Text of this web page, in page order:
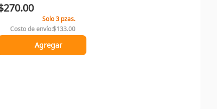
Costo de envío:$133.00
Solo 3 pzas.
Agregar